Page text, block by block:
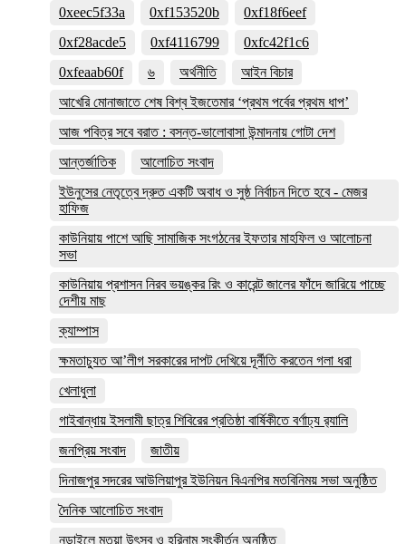
0xeec5f33a
0xf153520b
0xf18f6eef
0xf28acde5
0xf4116799
0xfc42f1c6
0xfeaab60f
৬ অর্থনীতি
আইন বিচার
আখেরি মোনাজাতে শেষ বিশ্ব ইজতেমার ‘প্রথম পর্বের প্রথম ধাপ’
আজ পবিত্র সবে বরাত : বসন্ত-ভালোবাসা উন্মাদনায় গোটা দেশ
আন্তর্জাতিক
আলোচিত সংবাদ
ইউনুসের নেতৃত্বে দ্রুত একটি অবাধ ও সুষ্ঠ নির্বাচন দিতে হবে - মেজর
হাফিজ
কাউনিয়ায় পাশে আছি সামাজিক সংগঠনের ইফতার মাহফিল ও আলোচনা
সভা
কাউনিয়ায় প্রশাসন নিরব ভয়ঙ্কর রিং ও কারেন্ট জালের ফাঁদে জারিয়ে পাচ্ছে
দেশীয় মাছ
ক্যাম্পাস
ক্ষমতাচ্যুত আ’লীগ সরকারের দাপট দেখিয়ে দূর্নীতি করতেন গলা ধরা
খেলাধুলা
গাইবান্ধায় ইসলামী ছাত্র শিবিরের প্রতিষ্ঠা বার্ষিকীতে বর্ণাঢ্য র‌্যালি
জনপ্রিয় সংবাদ
জাতীয়
দিনাজপুর সদরের আউলিয়াপুর ইউনিয়ন বিএনপির মতবিনিময় সভা অনুষ্ঠিত
দৈনিক আলোচিত সংবাদ
নড়াইলে মতুয়া উৎসব ও হরিনাম সংকীর্তন অনুষ্ঠিত